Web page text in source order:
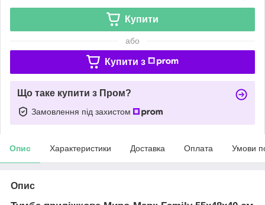
Купити
або
Купити з
Що таке купити з Пром?
Замовлення під захистом
Опис Характеристики Доставка Оплата Умови
Опис